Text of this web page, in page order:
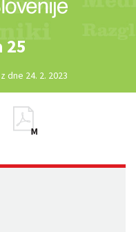
25
dne 24. 2. 2023